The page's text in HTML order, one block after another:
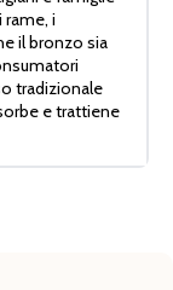
i
il bronzo sia
tradizionale
e trattiene